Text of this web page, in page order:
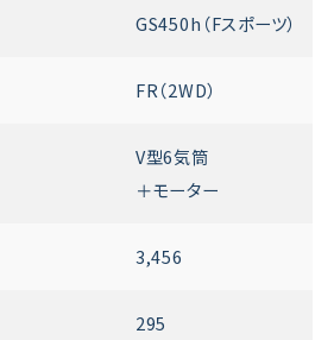
GS450h（Fスポーツ）
FR（2WD）
V型6気筒
＋モーター
3,456
295